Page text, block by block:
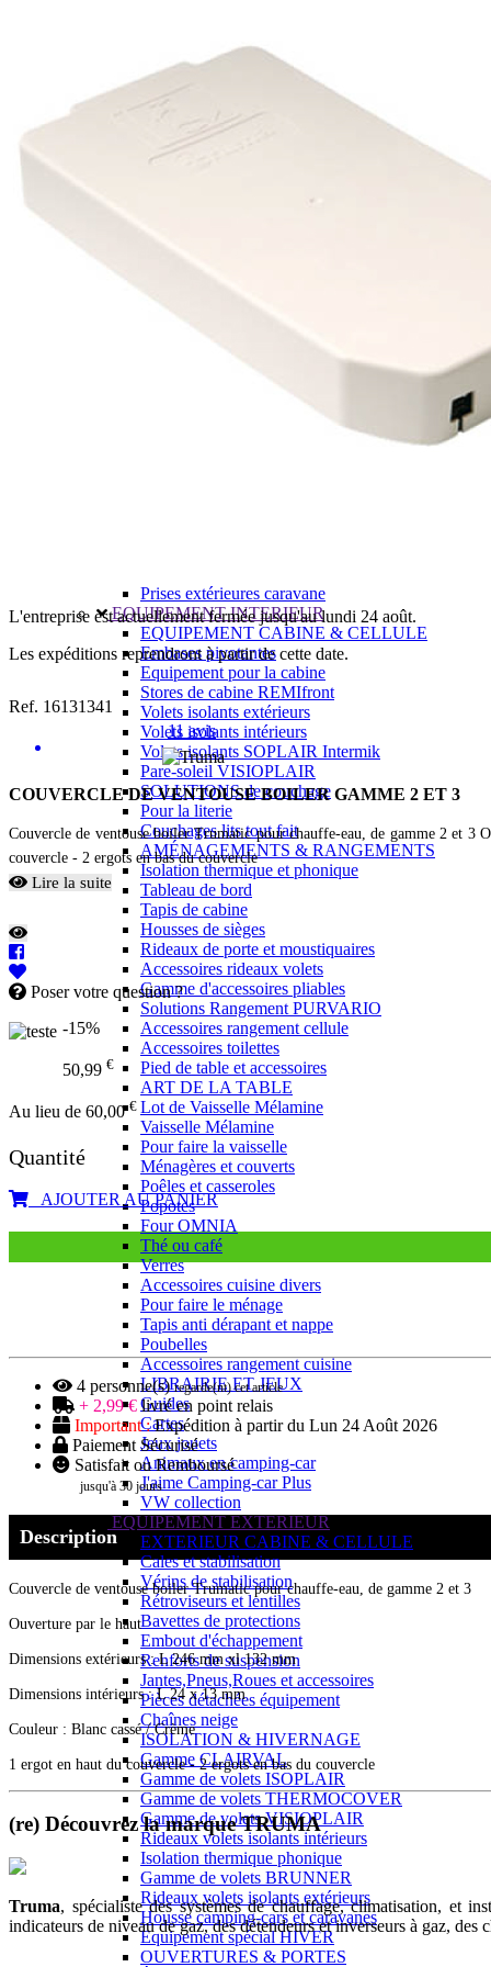
Batteries Lithium
Batteries LIONTRON
Stations électriques portables
Accessoires batteries
Chargeurs de batteries
Séparateurs de batteries
Ampoules et tubes fluo
Ampoules à LEDS
Eclairages intérieur
Eclairages extérieur
Eclairage portatif et piles
Feux de signalisation arrière
Prises extérieures caravane
EQUIPEMENT INTERIEUR
EQUIPEMENT CABINE & CELLULE
Embases pivotantes
Equipement pour la cabine
Stores de cabine REMIfront
Volets isolants extérieurs
Volets isolants intérieurs
Volets isolants SOPLAIR Intermik
Pare-soleil VISIOPLAIR
SOLUTIONS de couchage
Pour la literie
Couchages lits tout fait
AMÉNAGEMENTS & RANGEMENTS
Isolation thermique et phonique
Tableau de bord
Tapis de cabine
Housses de sièges
Rideaux de porte et moustiquaires
Accessoires rideaux volets
Gamme d'accessoires pliables
Solutions Rangement PURVARIO
Accessoires rangement cellule
Accessoires toilettes
Pied de table et accessoires
ART DE LA TABLE
Lot de Vaisselle Mélamine
Vaisselle Mélamine
Pour faire la vaisselle
Ménagères et couverts
Poêles et casseroles
Popotes
Four OMNIA
Thé ou café
Verres
Accessoires cuisine divers
Pour faire le ménage
Tapis anti dérapant et nappe
Poubelles
Accessoires rangement cuisine
LIBRAIRIE ET JEUX
Guides
Cartes
Jeux jouets
Animaux en camping-car
J'aime Camping-car Plus
VW collection
EQUIPEMENT EXTERIEUR
EXTERIEUR CABINE & CELLULE
Cales et stabilisation
Vérins de stabilisation
Rétroviseurs et lentilles
Bavettes de protections
Embout d'échappement
Renforts de suspension
Jantes,Pneus,Roues et accessoires
Pièces détachées équipement
Chaînes neige
ISOLATION & HIVERNAGE
Gamme CLAIRVAL
Gamme de volets ISOPLAIR
Gamme de volets THERMOCOVER
Gamme de volets VISIOPLAIR
Rideaux volets isolants intérieurs
Isolation thermique phonique
Gamme de volets BRUNNER
Rideaux volets isolants extérieurs
Housse camping-cars et caravanes
Equipement spécial HIVER
OUVERTURES & PORTES
Déstockage
Le Magasin
Concession & Véhicules
Nos véhicules Neufs
Nos véhicules Occasions
Le magasin
L'entreprise est actuellement fermée jusqu'au lundi 24 août.
Les expéditions reprendront à partir de cette date.
Ref. 16131341
11 avis
COUVERCLE DE VENTOUSE BOILER GAMME 2 ET 3
Couvercle de ventouse boiler Trumatic pour chauffe-eau, de gamme 2 et
couvercle - 2 ergots en bas du couvercle
Lire la suite
Poser votre question ?
-15%
50,99 €
Au lieu de 60,00€
Quantité
AJOUTER AU PANIER
4 personne(s)regarde(nt) cet article
+ 2,99 €livré en point relais
Important :Expédition à partir du Lun 24 Août 2026
Paiement Sécurisé
Satisfait ou Remboursé
jusqu'à 30 jours
Description
Couvercle de ventouse boiler Trumatic pour chauffe-eau, de gamme 2 et 3
Ouverture par le haut
Dimensions extérieurs : L 246 mm xl 132 mm
Dimensions intérieurs : L 24 x 13 mm
Couleur : Blanc cassé / Crème
1 ergot en haut du couvercle - 2 ergots en bas du couvercle
(re) Découvrez la marque TRUMA
Truma, spécialiste des systèmes de chauffage, climatisation, et
indicateurs de niveau de gaz, des détendeurs et inverseurs à gaz, des